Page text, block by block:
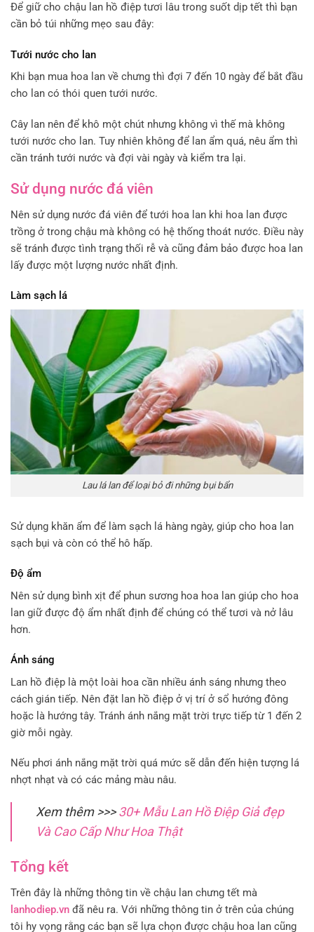
Để giữ cho chậu lan hồ điệp tươi lâu trong suốt dịp tết thì bạn
cần bỏ túi những mẹo sau đây:
Tưới nước cho lan
Khi bạn mua hoa lan về chưng thì đợi 7 đến 10 ngày để bắt đầu
cho lan có thói quen tưới nước.
Cây lan nên để khô một chút nhưng không vì thế mà không
tưới nước cho lan. Tuy nhiên không để lan ẩm quá, nêu ẩm thì
cần tránh tưới nước và đợi vài ngày và kiểm tra lại.
Sử dụng nước đá viên
Nên sử dụng nước đá viên để tưới hoa lan khi hoa lan được
trồng ở trong chậu mà không có hệ thống thoát nước. Điều này
sẽ tránh được tình trạng thối rễ và cũng đảm bảo được hoa lan
lấy được một lượng nước nhất định.
Làm sạch lá
Lau lá lan để loại bỏ đi những bụi bẩn
Sử dụng khăn ẩm để làm sạch lá hàng ngày, giúp cho hoa lan
sạch bụi và còn có thể hô hấp.
Độ ẩm
Nên sử dụng bình xịt để phun sương hoa hoa lan giúp cho hoa
lan giữ được độ ẩm nhất định để chúng có thể tươi và nở lâu
hơn.
Ánh sáng
Lan hồ điệp là một loài hoa cần nhiều ánh sáng nhưng theo
cách gián tiếp. Nên đặt lan hồ điệp ở vị trí ở sổ hướng đông
hoặc là hướng tây. Tránh ánh nắng mặt trời trực tiếp từ 1 đến 2
giờ mỗi ngày.
Nếu phơi ánh nắng mặt trời quá mức sẽ dẫn đến hiện tượng lá
nhợt nhạt và có các mảng màu nâu.
Xem thêm >>>30+ Mẫu Lan Hồ Điệp Giả đẹp
Và Cao Cấp Như Hoa Thật
Tổng kết
Trên đây là những thông tin về chậu lan chưng tết mà
lanhodiep.vn đã nêu ra. Với những thông tin ở trên của chúng
tôi hy vọng rằng các bạn sẽ lựa chọn được chậu hoa lan cũng